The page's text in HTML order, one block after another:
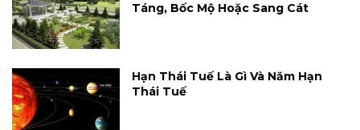
Táng, Bốc Mộ Hoặc Sang Cát
Hạn Thái Tuế Là Gì Và Năm Hạn
Thái Tuế